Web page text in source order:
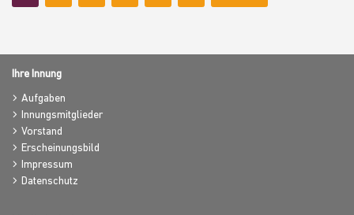
Ihre Innung
Aufgaben
Innungsmitglieder
Vorstand
Erscheinungsbild
Impressum
Datenschutz